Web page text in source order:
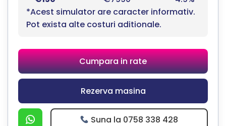
*Acest simulator are caracter informativ.
Pot exista alte costuri aditionale.
Cumpara in rate
Rezerva masina
Suna la 0758 338 428